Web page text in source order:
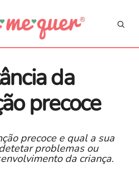
da
precoce
precoce e qual a sua
problemas ou
da criança.